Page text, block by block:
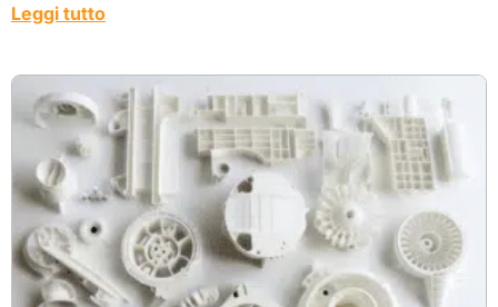
Leggi tutto